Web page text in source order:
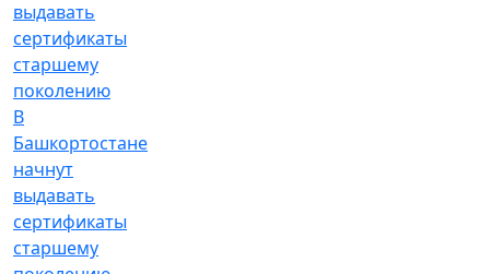
В
Башкортостане
начнут
выдавать
сертификаты
старшему